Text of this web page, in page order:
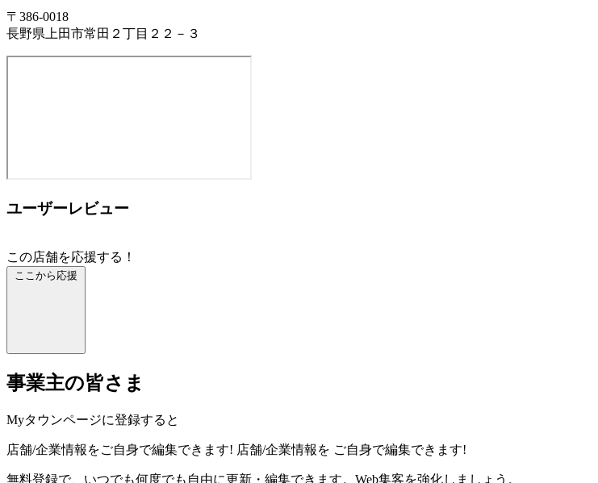
〒386-0018
長野県上田市常田２丁目２２－３
ユーザーレビュー
この店舗を応援する！
ここから応援
事業主の皆さま
Myタウンページに登録すると
店舗/企業情報をご自身で編集できます! 店舗/企業情報を ご自身で編集できます!
無料登録で、いつでも何度でも自由に更新・編集できます。Web集客を強化しましょう。